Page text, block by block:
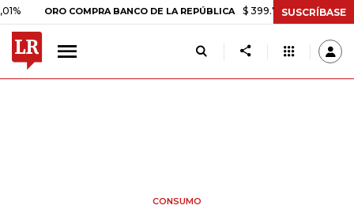
ORO COMPRA BANCO DE LA REPÚBLICA $ 399.745,16 +$ 2.295,71
SUSCRÍBASE
CONSUMO